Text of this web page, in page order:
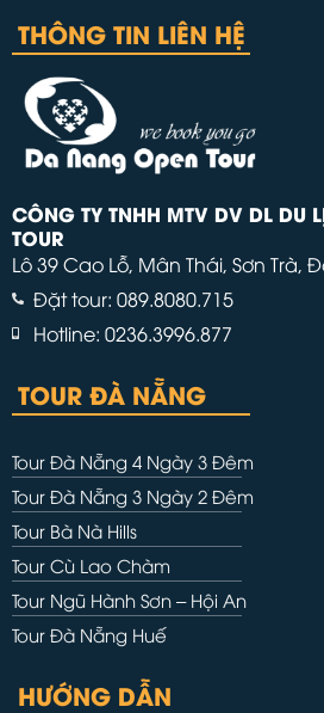
THÔNG TIN LIÊN HỆ
CÔNG TY TNHH MTV DV DL DU
TOUR
Lô 39 Cao Lỗ, Mân Thái, Sơn Trà,
Đặt tour: 089.8080.715
Hotline: 0236.3996.877
TOUR ĐÀ NẴNG
Tour Đà Nẵng 4 Ngày 3 Đêm
Tour Đà Nẵng 3 Ngày 2 Đêm
Tour Bà Nà Hills
Tour Cù Lao Chàm
Tour Ngũ Hành Sơn – Hội An
Tour Đà Nẵng Huế
HƯỚNG DẪN